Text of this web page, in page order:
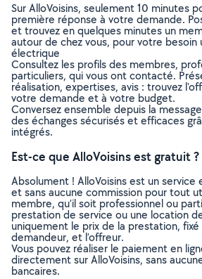
Sur AlloVoisins, seulement 10 minutes
première réponse à votre demande.
et trouvez en quelques minutes un
autour de chez vous, pour votre
électrique
Consultez les profils des membres,
particuliers, qui vous ont contacté.
réalisation, expertises, avis : trouvez
votre demande et à votre budget.
Conversez ensemble depuis la
des échanges sécurisés et efficaces
intégrés.
Est-ce que AlloVoisins est gratuit ?
Absolument ! AlloVoisins est un
et sans aucune commission pour tout
membre, qu’il soit professionnel ou
prestation de service ou une location
uniquement le prix de la prestation, fixé
demandeur, et l’offreur.
Vous pouvez réaliser le paiement en
directement sur AlloVoisins, sans
bancaires.